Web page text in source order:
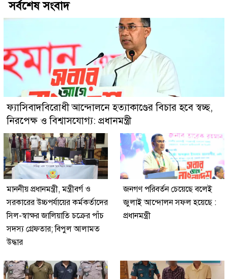
সর্বশেষ সংবাদ
ফ্যাসিবাদবিরোধী আন্দোলনে হত্যাকাণ্ডের বিচার হবে স্বচ্ছ,
নিরপেক্ষ ও বিশ্বাসযোগ্য: প্রধানমন্ত্রী
মাননীয় প্রধানমন্ত্রী, মন্ত্রীবর্গ ও
সরকারের উচ্চপর্যায়ের কর্মকর্তাদের
সিল-স্বাক্ষর জালিয়াতি চক্রের পাঁচ
সদস্য গ্রেফতার; বিপুল আলামত
উদ্ধার
জনগণ পরিবর্তন চেয়েছে বলেই
জুলাই আন্দোলন সফল হয়েছে :
প্রধানমন্ত্রী